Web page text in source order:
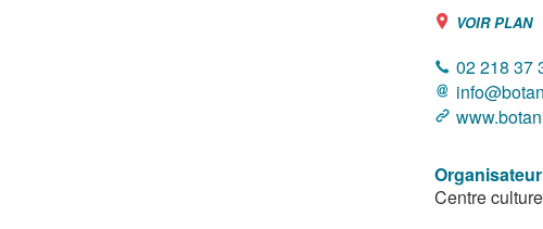
VOIR PLAN
02 218 37
Organisateur
Centre